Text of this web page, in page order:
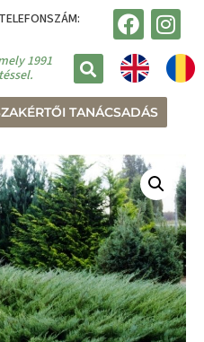
1991
TANÁCSADÁS